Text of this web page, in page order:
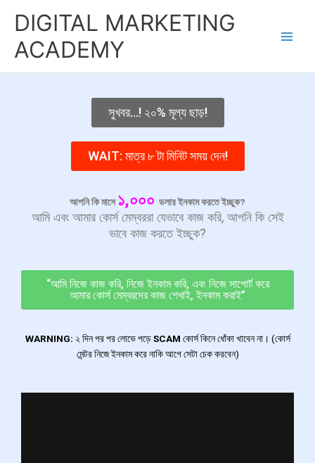
DIGITAL MARKETING
ACADEMY
সুখবর...! ২০% মূল্য ছাড়!
WAIT: মাত্র ৮ টা মিনিট সময় দেন!
আপনি কি মাসে১,০০০ ডলার ইনকাম করতে ইচ্ছুক?
আমি এবং আমার কোর্স মেম্বররা যেভাবে কাজ করি, আপনি কি সেই
ভাবে কাজ করতে ইচ্ছুক?
“আমি নিজে কাজ করি, নিজে ইনকাম করি, এবং নিজে সাপোর্ট করে
আমার কোর্স মেম্বরদের কাজ শেখাই, ইনকাম করাই”
WARNING: ২ দিন পর পর লোভে পড়েSCAM কোর্স কিনে ধোঁকা খাবেন না। (কোর্স
মেন্টর নিজে ইনকাম করে নাকি আগে সেটা চেক করবেন)